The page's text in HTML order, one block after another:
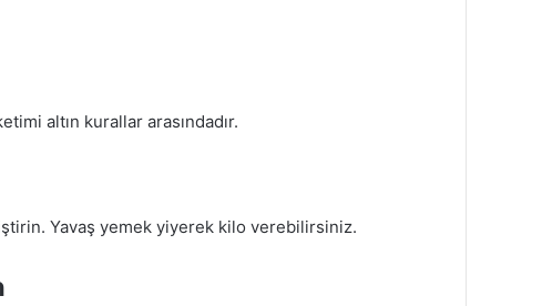
altın kurallar arasındadır.
Yavaş yemek yiyerek kilo verebilirsiniz.